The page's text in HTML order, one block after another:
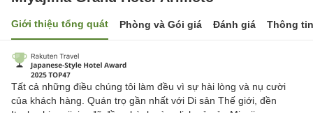
Giới thiệu tổng quát Phòng và Gói giá Đánh giá Thông
Tất cả những điều chúng tôi làm đều vì sự hài lòng và nụ cười
của khách hàng. Quán trọ gần nhất với Di sản Thế giới, đền